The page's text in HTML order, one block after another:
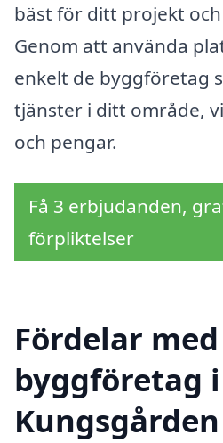
bäst för ditt projekt
Genom att använda
enkelt de byggföretag
tjänster i ditt område,
och pengar.
Få 3 erbjudanden,
förpliktelser
Fördelar
byggföretag i
Kungsgården